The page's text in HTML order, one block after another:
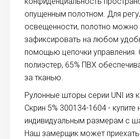
опущенным полотном. Для
освещенности, полотно можно
зафиксировать на любом
помощью цепочки управления.
полиэстер, 65% ПВХ
за тканью.
Рулонные шторы серии UNI из
Скрин 5% 300134-1604 - купите
индивидуальным размерам с
Наш замерщик может